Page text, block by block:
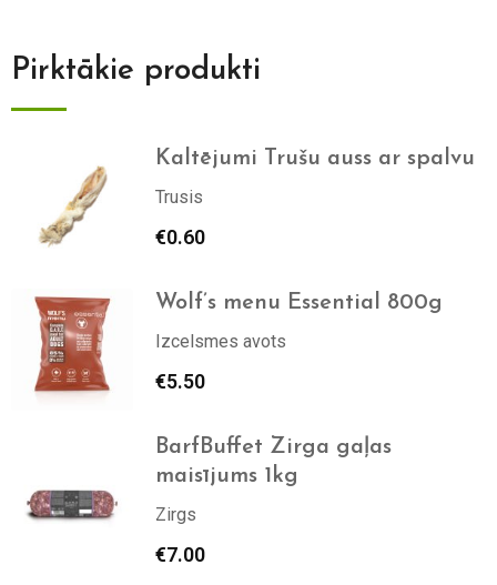
Pirktākie produkti
Kaltējumi Trušu auss ar spalvu
Trusis
€0.60
Wolf’s menu Essential 800g
Izcelsmes avots
€5.50
BarfBuffet Zirga gaļas
maisījums 1kg
Zirgs
€7.00